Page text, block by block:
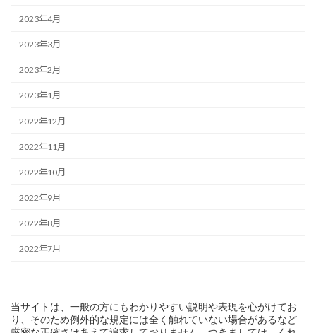
2023年4月
2023年3月
2023年2月
2023年1月
2022年12月
2022年11月
2022年10月
2022年9月
2022年8月
2022年7月
当サイトは、一般の方にもわかりやすい説明や表現を心がけてお
り、そのため例外的な規定には全く触れていない場合があるなど